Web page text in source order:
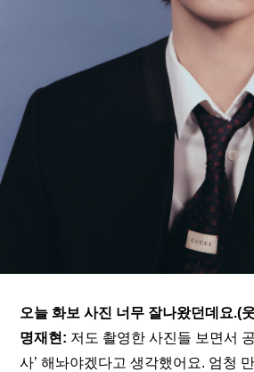
오늘 화보 사진 너무 잘나왔던데요.(
명재현: 저도 촬영한 사진들 보면서
사’ 해놔야겠다고 생각했어요. 엄청